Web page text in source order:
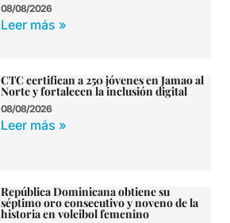
08/08/2026
Leer más »
CTC certifican a 250 jóvenes en Jamao al
Norte y fortalecen la inclusión digital
08/08/2026
Leer más »
República Dominicana obtiene su
séptimo oro consecutivo y noveno de la
historia en voleibol femenino